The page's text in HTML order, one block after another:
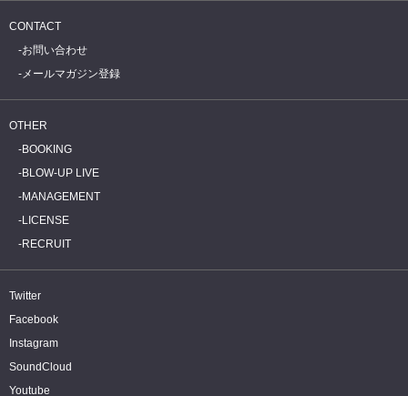
CONTACT
お問い合わせ
メールマガジン登録
OTHER
BOOKING
BLOW-UP LIVE
MANAGEMENT
LICENSE
RECRUIT
Twitter
Facebook
Instagram
SoundCloud
Youtube